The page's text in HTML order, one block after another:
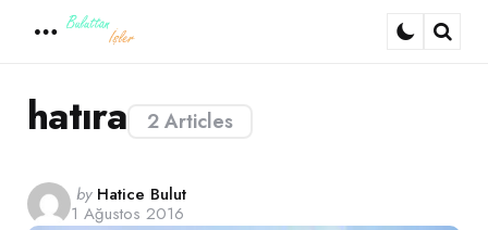
2 Articles
hatıra
Posted
by
by Hatice Bulut
1 Ağustos 2016